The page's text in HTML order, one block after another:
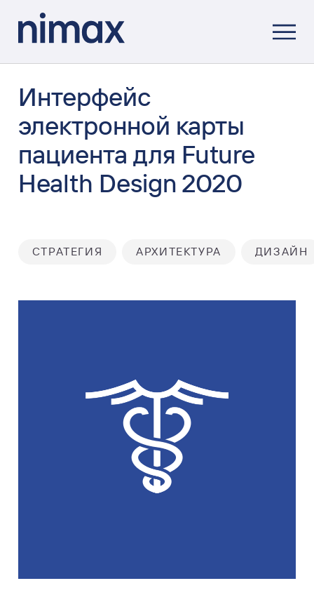
Интерфейс
электронной карты
пациента для Future
Health Design 2020
СТРАТЕГИЯ АРХИТЕКТУРА ДИЗАЙН